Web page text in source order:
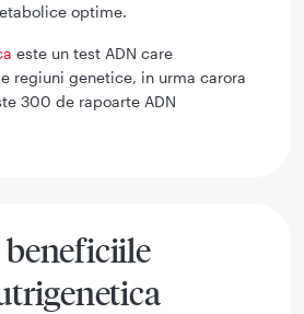
optime.
este un test ADN care
regiuni genetice, in urma carora
300 de rapoarte ADN
beneficiile